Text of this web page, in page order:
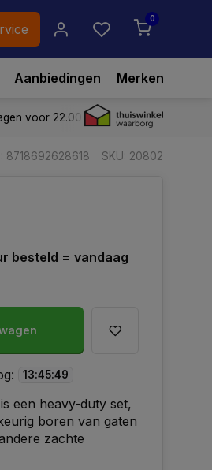
0
Aanbiedingen Merken
voor 22.00 uur besteld,vandaag
8718692628618 SKU: 20802
besteld = vandaag
13:45:49
een heavy-duty set,
boren van gaten
zachte